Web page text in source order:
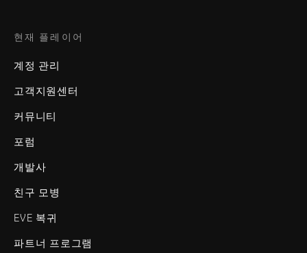
현재 플레이어
계정 관리
고객지원센터
커뮤니티
포럼
개발사
친구 모병
EVE 복귀
파트너 프로그램